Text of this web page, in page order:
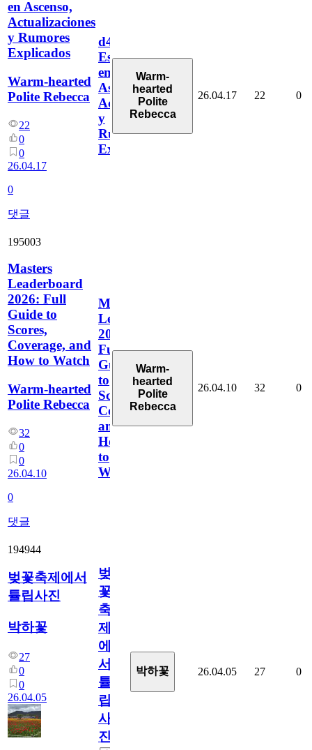
en Ascenso,
Actualizaciones
y Rumores
Explicados
Warm-hearted
Polite Rebecca
22
0
0
26.04.17
0
댓글
d4vd:
Estrella
en
Ascenso,
Actualizaciones
y
Rumores
Explicados
Warm-
hearted
Polite
Rebecca
26.04.17 22 0
195003
Masters
Leaderboard
2026: Full
Guide to
Scores,
Coverage, and
How to Watch
Warm-hearted
Polite Rebecca
32
0
0
26.04.10
0
댓글
Masters
Leaderboard
2026:
Full
Guide
to
Scores,
Coverage,
and
How
to
Watch
Warm-
hearted
Polite
Rebecca
26.04.10 32 0
194944
벚꽃축제에서
튤립사진
박하꽃
27
0
0
26.04.05
벚
꽃
축
제
에
서
튤
립
사
진
박하꽃 26.04.05 27 0